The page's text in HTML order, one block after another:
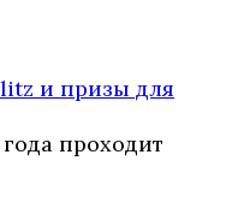
и призы для
проходит